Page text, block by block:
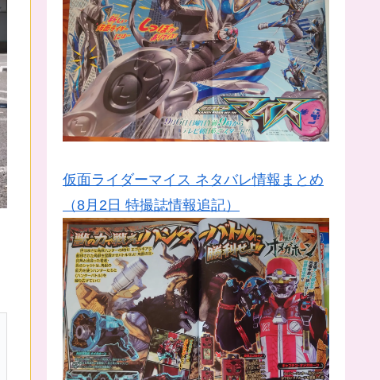
仮面ライダーマイス ネタバレ情報まとめ
（8月2日 特撮誌情報追記）